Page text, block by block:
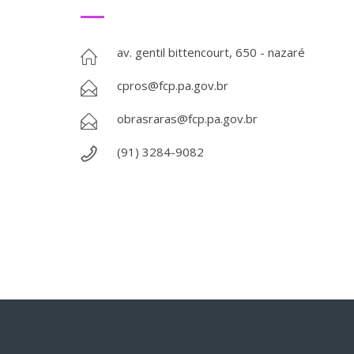
av. gentil bittencourt, 650 - nazaré
cpros@fcp.pa.gov.br
obrasraras@fcp.pa.gov.br
(91) 3284-9082